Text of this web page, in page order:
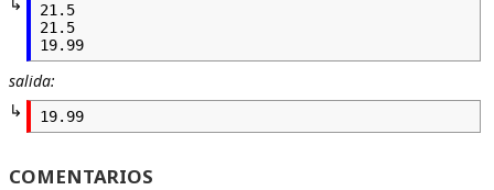
21.5
21.5
19.99
salida:
19.99
COMENTARIOS